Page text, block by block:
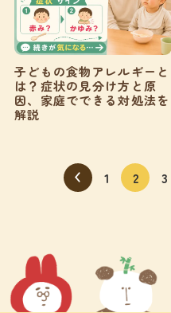
子どもの食物アレルギーと
は？症状の見分け方と原
因、家庭でできる対処法を
解説
1 2 3